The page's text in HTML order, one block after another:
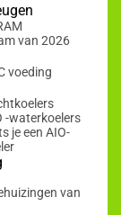
van 2026
voeding
-waterkoelers
je een AIO-
van